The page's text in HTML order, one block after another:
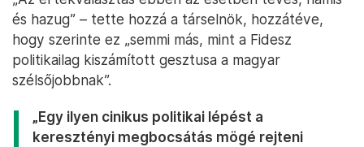
és hazug” – tette hozzá a társelnök, hozzátéve,
hogy szerinte ez „semmi más, mint a Fidesz
politikailag kiszámított gesztusa a magyar
szélsőjobbnak”.
„Egy ilyen cinikus politikai lépést a
keresztényi megbocsátás mögé rejteni